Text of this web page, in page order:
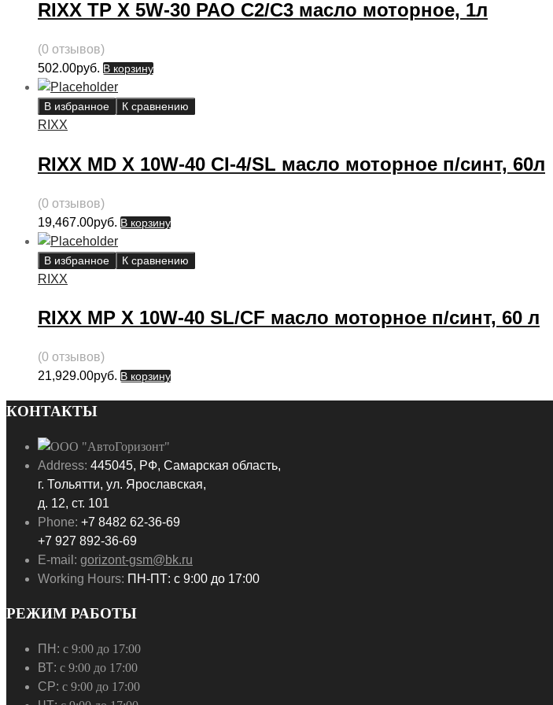
RIXX TP X 5W-30 PAO C2/C3 масло моторное, 1л
(0 отзывов)
502.00руб. В корзину
В избранное К сравнению
RIXX
RIXX MD X 10W-40 CI-4/SL масло моторное п/синт, 60л
(0 отзывов)
19,467.00руб. В корзину
В избранное К сравнению
RIXX
RIXX MP X 10W-40 SL/CF масло моторное п/синт, 60 л
(0 отзывов)
21,929.00руб. В корзину
КОНТАКТЫ
Address: 445045, РФ, Самарская область,
г. Тольятти, ул. Ярославская,
д. 12, ст. 101
Phone: +7 8482 62-36-69
+7 927 892-36-69
E-mail: gorizont-gsm@bk.ru
Working Hours: ПН-ПТ: с 9:00 до 17:00
РЕЖИМ РАБОТЫ
ПН: с 9:00 до 17:00
ВТ: с 9:00 до 17:00
СР: с 9:00 до 17:00